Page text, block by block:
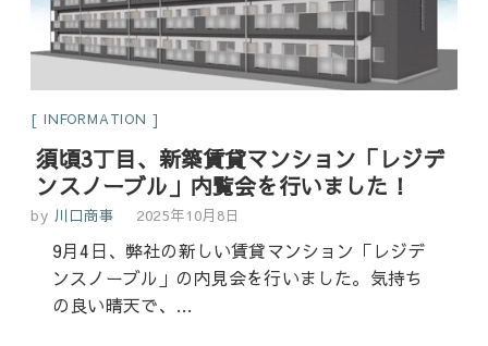
INFORMATION
須頃3丁目、新築賃貸マンション「レジデ
ンスノーブル」内覧会を行いました！
by 川口商事 2025年10月8日
9月4日、弊社の新しい賃貸マンション「レジデ
ンスノーブル」の内見会を行いました。気持ち
の良い晴天で、…